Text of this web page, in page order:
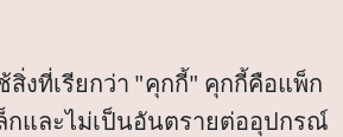
สิ่งที่เรียกว่า "คุกกี้" คุกกี้คือแพ็ก
กและไม่เป็นอันตรายต่ออุปกรณ์